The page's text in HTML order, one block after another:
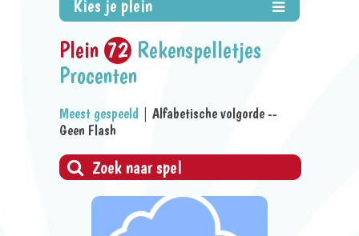
Plein 72 Rekenspelletjes
Procenten
Meest gespeeld Alfabetische volgorde--
Geen Flash